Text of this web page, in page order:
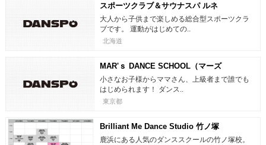
スポーツクラブ＆サウナスパ ルネ
サンス 札幌平岸24
大人から子供まで楽しめる総合型スポーツクラ
ブです。 運動がはじめての..
北海道
MAR'ｓ DANCE SCHOOL（マーズ
ダンススクール）
小さなお子様からママさん、上級者まで誰でも
はじめられます！ ダンス..
東京都
Brilliant Me Dance Studio 竹ノ塚
校
鹿浜にある人気のダンススクールの竹ノ塚校。